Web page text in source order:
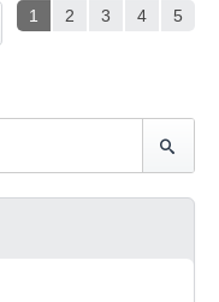
1 2 3 4 5